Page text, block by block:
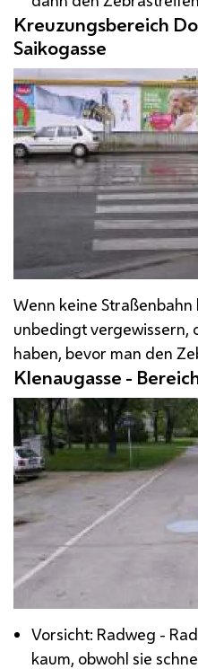
Kreuzungsbereich
Saikogasse
Wenn keine
unbedingt vergewissern,
haben, bevor man den
Klenaugasse -
Vorsicht: Radweg -
kaum, obwohl sie